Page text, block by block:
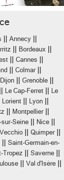
Annecy
Bordeaux
Cannes
Colmar||
Dijon Grenoble
Le Cap-Ferret
Le
Lorient Lyon
Montpellier||
sur-Seine Nice
Quimper||
Saint-Germain-en-
Tropez Saverne
Val d'Isère